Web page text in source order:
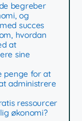
begreber
og
succes
hvordan
at
sine
penge for at
administrere
ressourcer
økonomi?